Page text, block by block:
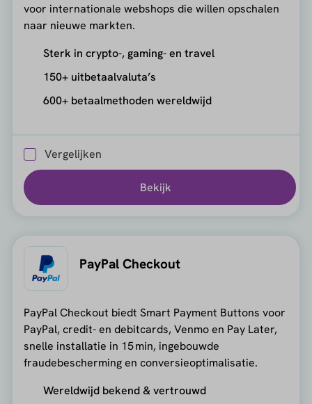
voor internationale webshops die willen opschalen
naar nieuwe markten.
Sterk in crypto-, gaming- en travel
150+ uitbetaalvaluta’s
600+ betaalmethoden wereldwijd
Vergelijken
Bekijk
PayPal Checkout
PayPal Checkout biedt Smart Payment Buttons voor
PayPal, credit- en debitcards, Venmo en Pay Later,
snelle installatie in 15 min, ingebouwde
fraudebescherming en conversieoptimalisatie.
Wereldwijd bekend & vertrouwd